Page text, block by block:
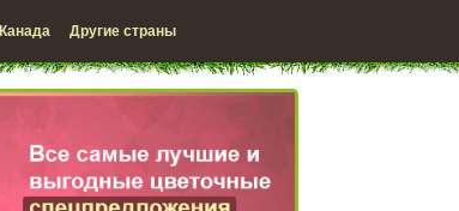
Канада Другие страны